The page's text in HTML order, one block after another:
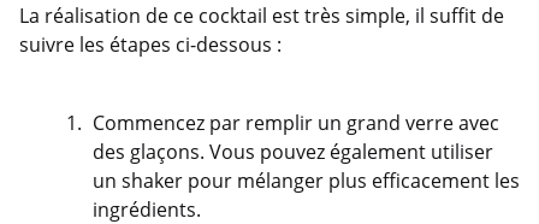
La réalisation de ce cocktail est très simple, il suffit de
suivre les étapes ci-dessous :
Commencez par remplir un grand verre avec
des glaçons. Vous pouvez également utiliser
un shaker pour mélanger plus efficacement les
ingrédients.